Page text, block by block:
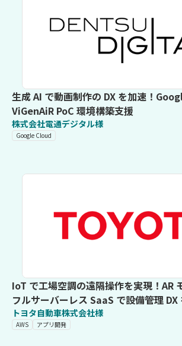
生成 AI で動画制作の DX を加速！
ViGenAiR PoC 環境構築支援
株式会社電通デジタル様
Google Cloud
IoT で工場空調の遠隔操作を実現！AR
フルサーバーレス SaaS で設備管理 DX
トヨタ自動車株式会社様
AWS アプリ開発